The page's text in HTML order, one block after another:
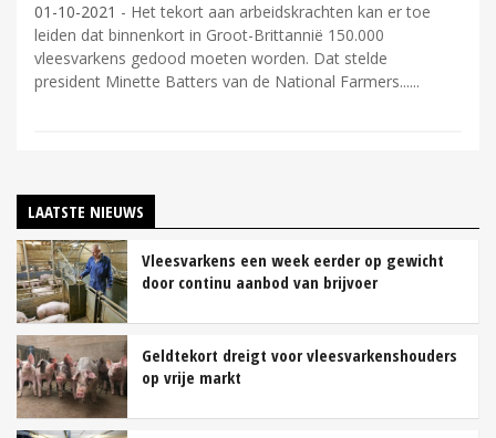
01-10-2021 - Het tekort aan arbeidskrachten kan er toe
leiden dat binnenkort in Groot-Brittannië 150.000
vleesvarkens gedood moeten worden. Dat stelde
president Minette Batters van de National Farmers...
LAATSTE NIEUWS
Vleesvarkens een week eerder op gewicht
door continu aanbod van brijvoer
Geldtekort dreigt voor vleesvarkenshouders
op vrije markt